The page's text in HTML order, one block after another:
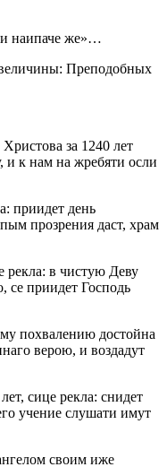
наипаче же»…
Преподобных
за 1240 лет
и к нам на жребяти осли
приидет день
прозрения даст, храм
рекла: в чистую Деву
се приидет Господь
похвалению достойна
верою, и воздадут
сице рекла: снидет
учение слушати имут
своим иже